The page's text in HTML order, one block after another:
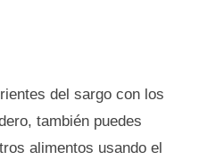
del sargo con los
también puedes
alimentos usando el